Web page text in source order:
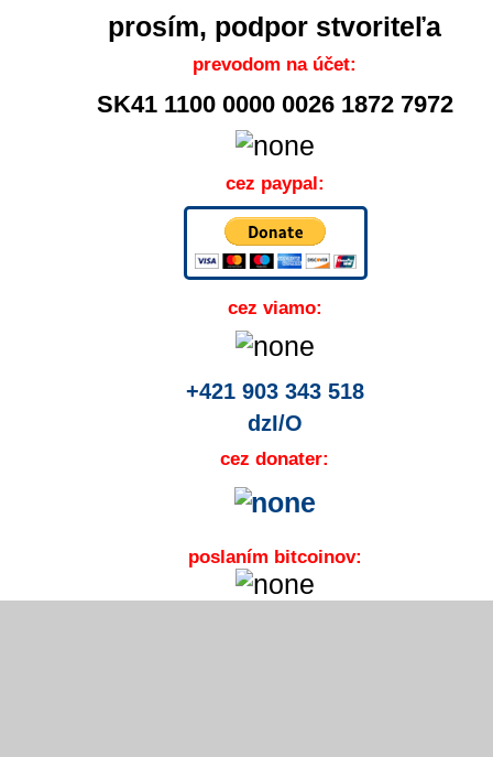
prosím, podpor stvoriteľa
prevodom na účet:
SK41 1100 0000 0026 1872 7972
cez paypal:
cez viamo:
+421 903 343 518
dzI/O
cez donater:
poslaním bitcoinov: